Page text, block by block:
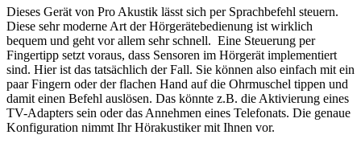
Dieses Gerät von Pro Akustik lässt sich per Sprachbefehl steuern.
Diese sehr moderne Art der Hörgerätebedienung ist wirklich
bequem und geht vor allem sehr schnell. Eine Steuerung per
Fingertipp setzt voraus, dass Sensoren im Hörgerät implementiert
sind. Hier ist das tatsächlich der Fall. Sie können also einfach mit ein
paar Fingern oder der flachen Hand auf die Ohrmuschel tippen und
damit einen Befehl auslösen. Das könnte z.B. die Aktivierung eines
TV-Adapters sein oder das Annehmen eines Telefonats. Die genaue
Konfiguration nimmt Ihr Hörakustiker mit Ihnen vor.